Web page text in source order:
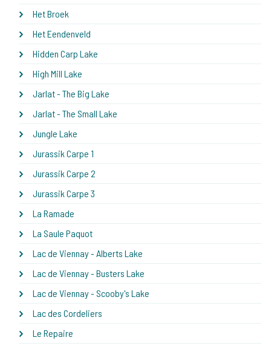
Het Broek
Het Eendenveld
Hidden Carp Lake
High Mill Lake
Jarlat - The Big Lake
Jarlat - The Small Lake
Jungle Lake
Jurassik Carpe 1
Jurassik Carpe 2
Jurassik Carpe 3
La Ramade
La Saule Paquot
Lac de Viennay - Alberts Lake
Lac de Viennay - Busters Lake
Lac de Viennay - Scooby's Lake
Lac des Cordeliers
Le Repaire